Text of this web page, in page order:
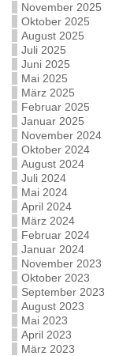
November 2025
Oktober 2025
August 2025
Juli 2025
Juni 2025
Mai 2025
März 2025
Februar 2025
Januar 2025
November 2024
Oktober 2024
August 2024
Juli 2024
Mai 2024
April 2024
März 2024
Februar 2024
Januar 2024
November 2023
Oktober 2023
September 2023
August 2023
Mai 2023
April 2023
März 2023